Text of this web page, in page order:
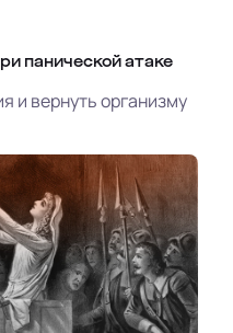
панической атаке
и вернуть организму